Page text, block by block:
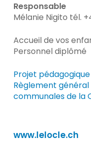
Responsable
Mélanie Nigito tél.
Accueil de vos
Personnel diplômé
Projet pédagogique
Règlement
communales de la
www.lelocle.ch